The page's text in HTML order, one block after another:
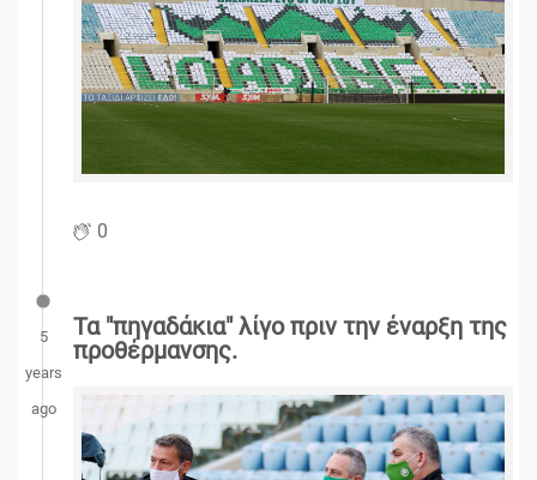
0
5
years
ago
Τα "πηγαδάκια" λίγο πριν την έναρξη της
προθέρμανσης.